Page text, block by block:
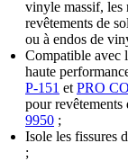
vinyle massif, les
revêtements de
ou à endos de
Compatible avec
haute
P-151 etPRO
pour revêtements
9950 ;
Isole les fissures
;